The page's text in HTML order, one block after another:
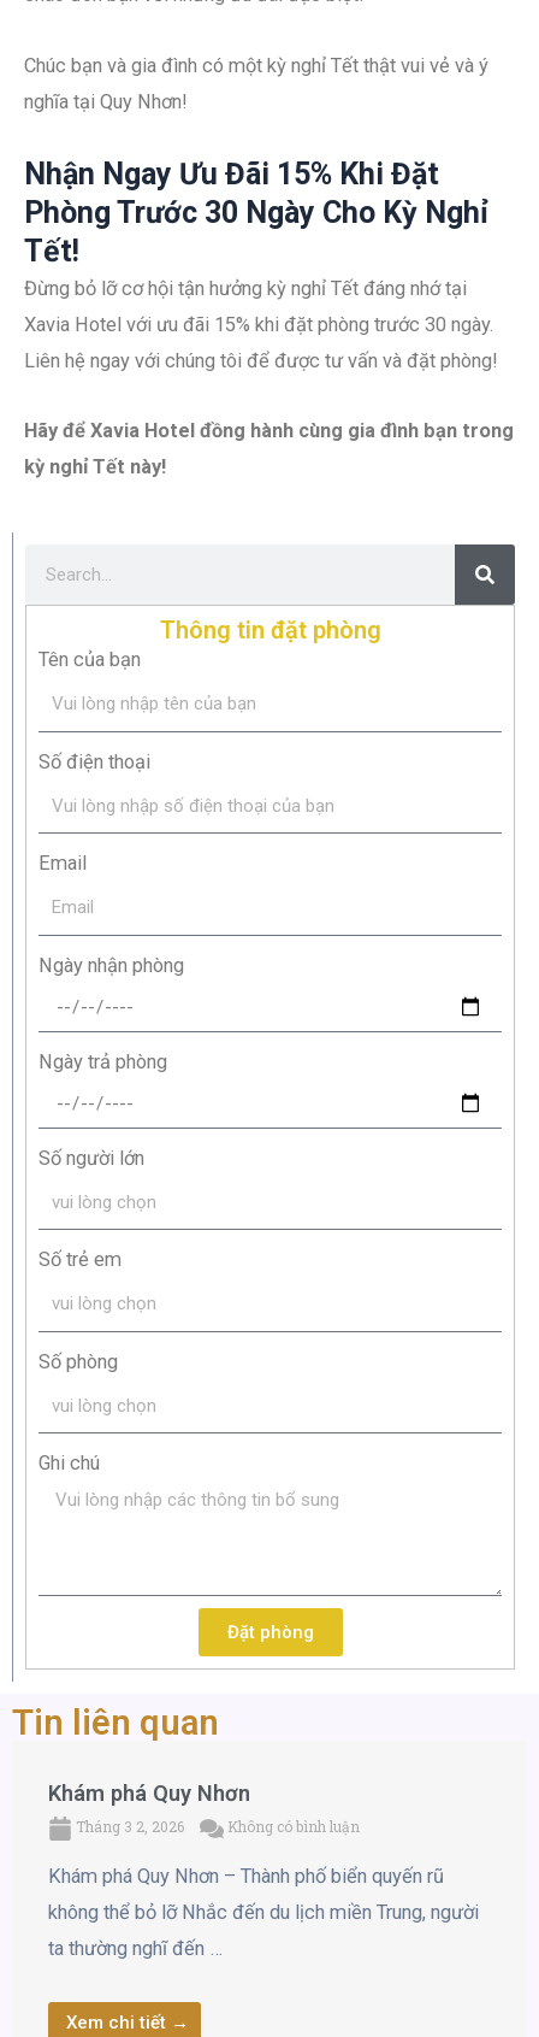
Chúc bạn và gia đình có một kỳ nghỉ Tết thật vui vẻ và ý
nghĩa tại Quy Nhơn!
Nhận Ngay Ưu Đãi 15% Khi Đặt
Phòng Trước 30 Ngày Cho Kỳ Nghỉ
Tết!
Đừng bỏ lỡ cơ hội tận hưởng kỳ nghỉ Tết đáng nhớ tại
Xavia Hotel với ưu đãi 15% khi đặt phòng trước 30 ngày.
Liên hệ ngay với chúng tôi để được tư vấn và đặt phòng!
Hãy để Xavia Hotel đồng hành cùng gia đình bạn trong
kỳ nghỉ Tết này!
Thông tin đặt phòng
Tên của bạn
Số điện thoại
Email
Ngày nhận phòng
Ngày trả phòng
Số người lớn
Số trẻ em
Số phòng
Ghi chú
Đặt phòng
Tin liên quan
Khám phá Quy Nhơn
Tháng 3 2, 2026 Không có bình luận
Khám phá Quy Nhơn – Thành phố biển quyến rũ
không thể bỏ lỡ Nhắc đến du lịch miền Trung, người
ta thường nghĩ đến …
Xem chi tiết →